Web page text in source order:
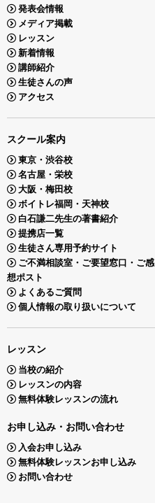
発表会情報
メディア掲載
レッスン
新着情報
講師紹介
生徒さんの声
アクセス
スクール案内
東京・渋谷校
名古屋・栄校
大阪・梅田校
ボイトレ福岡・天神校
白石謙二先生の著書紹介
提携店一覧
生徒さん専用予約サイト
ご不満相談室・ご要望窓口・ご感
想ポスト
よくあるご質問
個人情報の取り扱いについて
レッスン
当校の紹介
レッスンの内容
無料体験レッスンの流れ
お申し込み・お問い合わせ
入会お申し込み
無料体験レッスンお申し込み
お問い合わせ